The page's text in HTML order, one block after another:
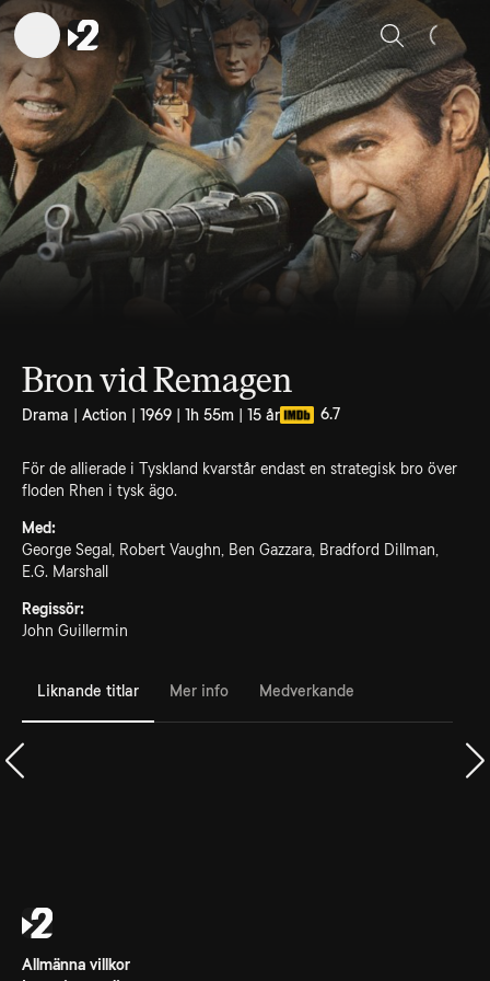
Sök
Bron vid Remagen
Drama | Action | 1969 | 1h 55m | 15 år 6.7
För de allierade i Tyskland kvarstår endast en strategisk bro över
floden Rhen i tysk ägo.
Med:
George Segal, Robert Vaughn, Ben Gazzara, Bradford Dillman,
E.G. Marshall
Regissör:
John Guillermin
Liknande titlar Mer info Medverkande
Allmänna villkor